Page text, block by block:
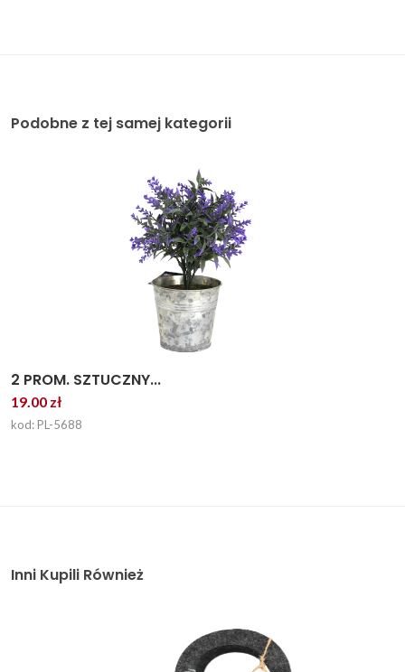
Podobne z tej samej kategorii
2 PROM. SZTUCZNY...
19.00 zł
kod: PL-5688
Inni Kupili Również